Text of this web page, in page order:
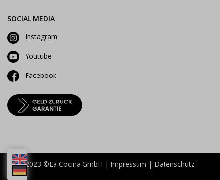
SOCIAL MEDIA
Instagram
Youtube
Facebook
2023 ©La Cocina GmbH | Impressum | Datenschutz